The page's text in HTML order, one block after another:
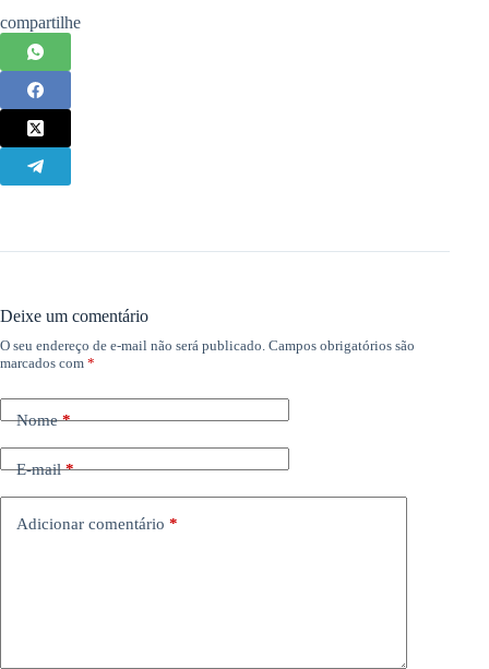
compartilhe
Deixe um comentário
O seu endereço de e-mail não será publicado. Campos obrigatórios são
marcados com *
Nome*
E-mail*
Adicionar comentário *